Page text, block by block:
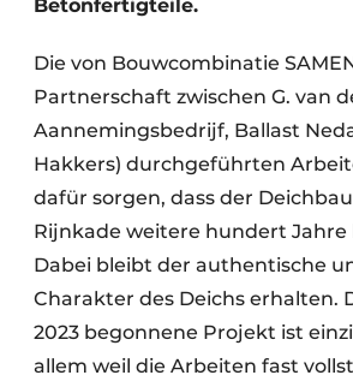
Betonfertigteile.
Die von Bouwcombinatie
Partnerschaft zwischen G. van
Aannemingsbedrijf, Ballast
Hakkers) durchgeführten
dafür sorgen, dass der
Rijnkade weitere hundert Jahre
Dabei bleibt der authentische
Charakter des Deichs erhalten.
2023 begonnene Projekt ist
allem weil die Arbeiten fast